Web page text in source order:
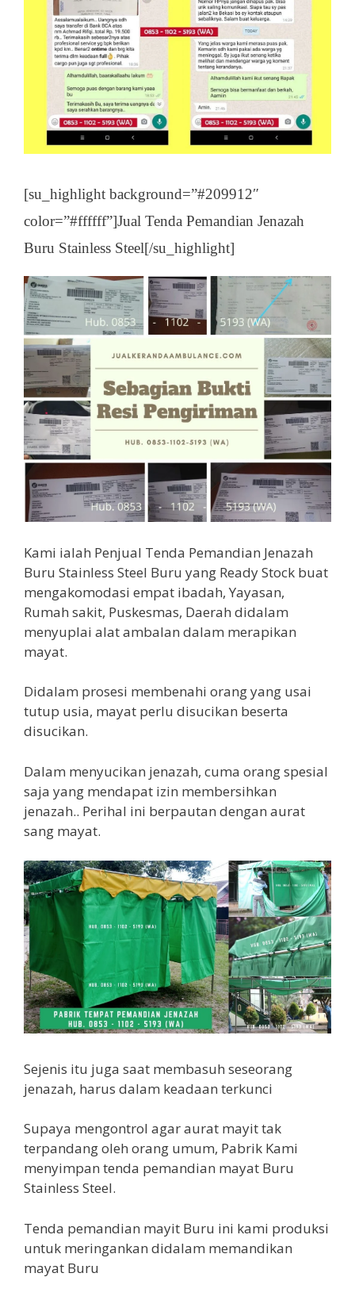
[su_highlight background=”#209912″
color=”#ffffff”]Jual Tenda Pemandian Jenazah
Buru Stainless Steel[/su_highlight]
Kami ialah Penjual Tenda Pemandian Jenazah
Buru Stainless Steel Buru yang Ready Stock buat
mengakomodasi empat ibadah, Yayasan,
Rumah sakit, Puskesmas, Daerah didalam
menyuplai alat ambalan dalam merapikan
mayat.
Didalam prosesi membenahi orang yang usai
tutup usia, mayat perlu disucikan beserta
disucikan.
Dalam menyucikan jenazah, cuma orang spesial
saja yang mendapat izin membersihkan
jenazah.. Perihal ini berpautan dengan aurat
sang mayat.
Sejenis itu juga saat membasuh seseorang
jenazah, harus dalam keadaan terkunci
Supaya mengontrol agar aurat mayit tak
terpandang oleh orang umum, Pabrik Kami
menyimpan tenda pemandian mayat Buru
Stainless Steel.
Tenda pemandian mayit Buru ini kami produksi
untuk meringankan didalam memandikan
mayat Buru